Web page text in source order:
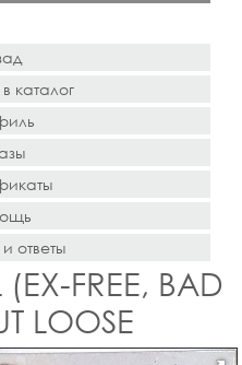
каталог
ответы
FREE, BAD
LOOSE